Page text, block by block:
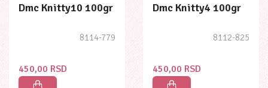
Dmc Knitty10 100gr
8114-779
450,00 RSD
Dmc Knitty4 100gr
8112-825
450,00 RSD